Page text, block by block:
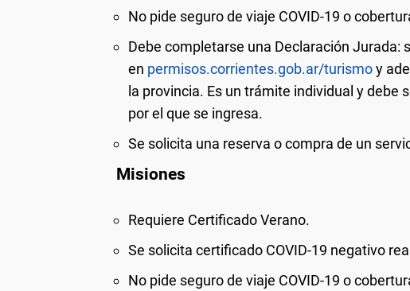
No pide seguro de viaje COVID-19 o
Debe completarse una Declaración
en permisos.corrientes.gob.ar/turismoy
la provincia. Es un trámite individual y debe
por el que se ingresa.
Se solicita una reserva o compra de un
Misiones
Requiere Certificado Verano.
Se solicita certificado COVID-19 negativo
No pide seguro de viaje COVID-19 o